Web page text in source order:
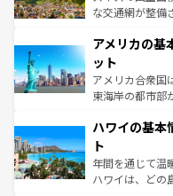
戦など、本場だ
ンツ一覧を参照
な交通網が整備
の建物がそのま
博物館もあり、
ことができる。
者向けの交通パ
着のスイス情報
アメリカの基
ット
アメリカ合衆国
東海岸の都市部
のような巨大都
ンメントが詰ま
西部には大自然
ストーン国立公
ハワイの基本
ト
年間を通じて温
ハワイは、どの